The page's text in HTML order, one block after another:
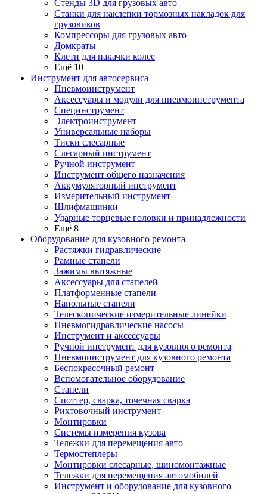
Стенды 3D для грузовых авто
Станки для наклепки тормозных накладок для
грузовиков
Компрессоры для грузовых авто
Домкраты
Клети для накачки колес
Ещё 10
Инструмент для автосервиса
Пневмоинструмент
Аксессуары и модули для пневмоинструмента
Специнструмент
Электроинструмент
Универсальные наборы
Тиски слесарные
Слесарный инструмент
Ручной инструмент
Инструмент общего назначения
Аккумуляторный инструмент
Измерительный инструмент
Шлифмашинки
Ударные торцевые головки и принадлежности
Ещё 8
Оборудование для кузовного ремонта
Растяжки гидравлические
Рамные стапели
Зажимы вытяжные
Аксессуары для стапелей
Платформенные стапели
Напольные стапели
Телескопические измерительные линейки
Пневмогидравлические насосы
Инструмент и аксессуары
Ручной инструмент для кузовного ремонта
Пневмоинструмент для кузовного ремонта
Беспокрасочный ремонт
Вспомогательное оборудование
Стапели
Споттер, сварка, точечная сварка
Рихтовочный инструмент
Монтировки
Системы измерения кузова
Тележки для перемещения авто
Термостеплеры
Монтировки слесарные, шиномонтажные
Тележки для перемещения автомобилей
Инструмент и оборудование для кузовного